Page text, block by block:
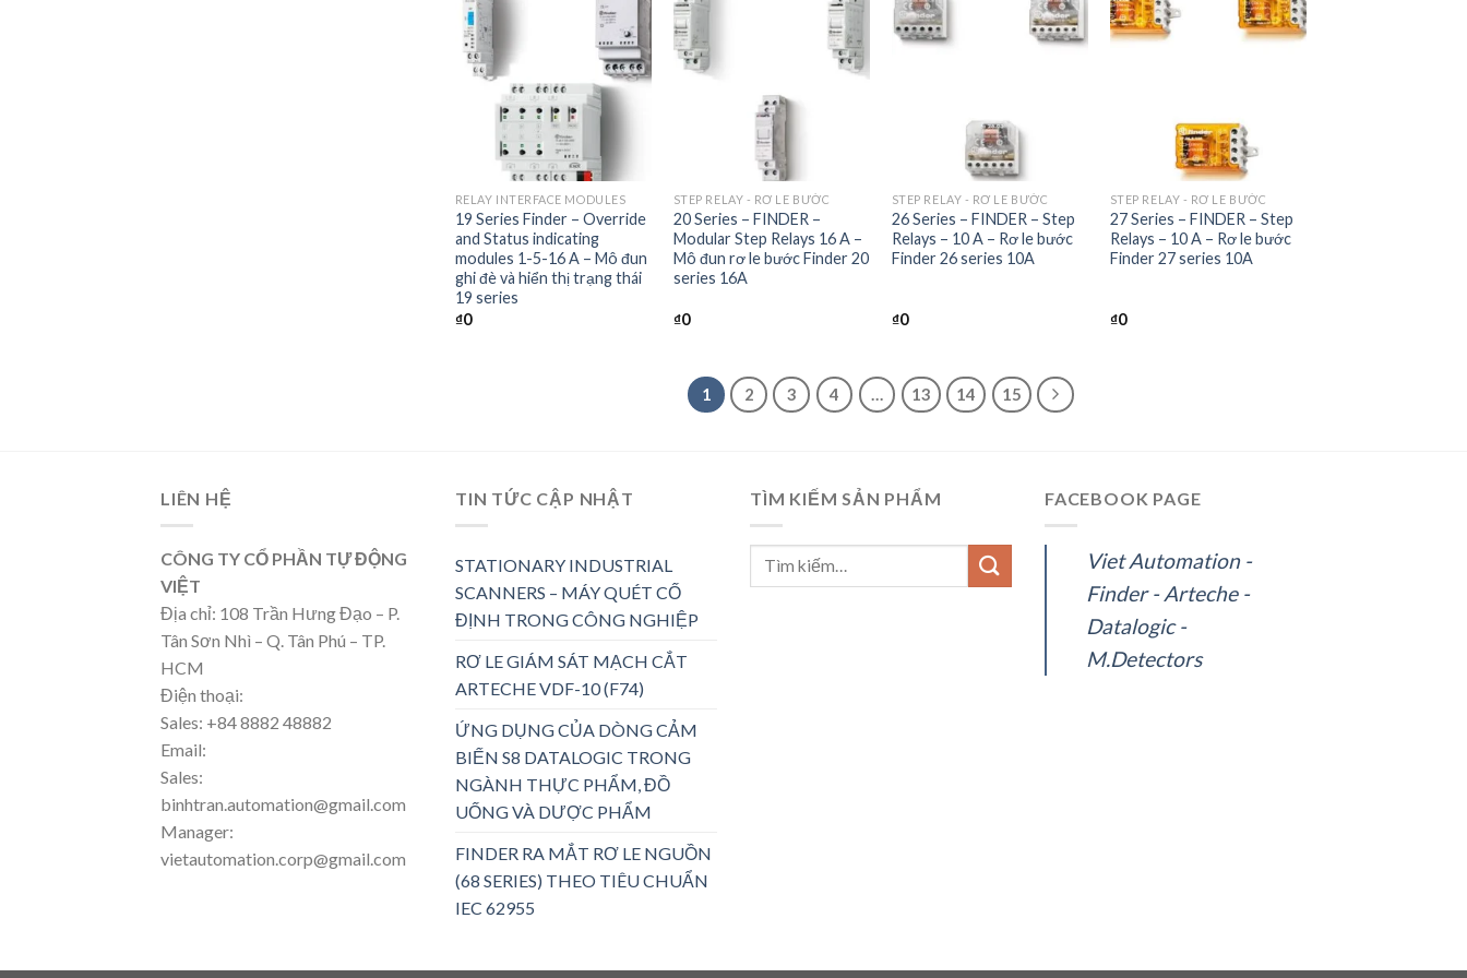
RELAY INTERFACE MODULES
19 Series Finder – Override
and Status indicating
modules 1-5-16 A – Mô đun
ghi đè và hiển thị trạng thái
19 series
₫0
STEP RELAY - RƠ LE BƯỚC
20 Series – FINDER –
Modular Step Relays 16 A –
Mô đun rơ le bước Finder 20
series 16A
₫0
STEP RELAY - RƠ LE BƯỚC
26 Series – FINDER – Step
Relays – 10 A – Rơ le bước
Finder 26 series 10A
₫0
STEP RELAY - RƠ LE BƯỚC
27 Series – FINDER – Step
Relays – 10 A – Rơ le bước
Finder 27 series 10A
₫0
1 2 3 4 13 14 15
LIÊN HỆ
CÔNG TY CỔ PHẦN TỰ ĐỘNG
VIỆT
Địa chỉ: 108 Trần Hưng Đạo – P.
Tân Sơn Nhì – Q. Tân Phú – TP.
HCM
Điện thoại:
Sales: +84 8882 48882
Email:
Sales:
binhtran.automation@gmail.com
Manager:
vietautomation.corp@gmail.com
TIN TỨC CẬP NHẬT
STATIONARY INDUSTRIAL
SCANNERS – MÁY QUÉT CỐ
ĐỊNH TRONG CÔNG NGHIỆP
RƠ LE GIÁM SÁT MẠCH CẮT
ARTECHE VDF-10 (F74)
ỨNG DỤNG CỦA DÒNG CẢM
BIẾN S8 DATALOGIC TRONG
NGÀNH THỰC PHẨM, ĐỒ
UỐNG VÀ DƯỢC PHẨM
FINDER RA MẮT RƠ LE NGUỒN
(68 SERIES) THEO TIÊU CHUẨN
IEC 62955
TÌM KIẾM SẢN PHẨM FACEBOOK PAGE
Viet Automation -
Finder - Arteche -
Datalogic -
M.Detectors